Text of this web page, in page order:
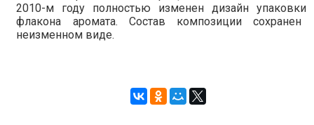
2010-м году полностью изменен дизайн упаковки
флакона аромата. Состав композиции сохранен
неизменном виде.